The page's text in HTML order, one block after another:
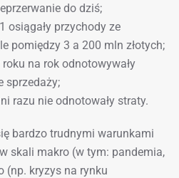
do dziś;
osiągały przychody ze
pomiędzy 3 a 200 mln złotych;
na rok odnotowywały
sprzedaży;
razu nie odnotowały straty.
bardzo trudnymi warunkami
skali makro (w tym: pandemia,
(np. kryzys na rynku